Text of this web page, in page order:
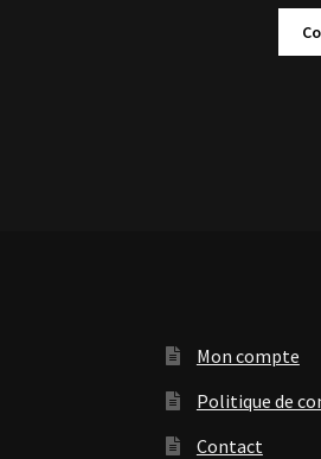
Mon compte
Politique de
Contact